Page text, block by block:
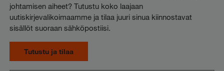
johtamisen aiheet? Tutustu koko laajaan
uutiskirjevalikoimaamme ja tilaa juuri sinua kiinnostavat
sisällöt suoraan sähköpostiisi.
Tutustu ja tilaa